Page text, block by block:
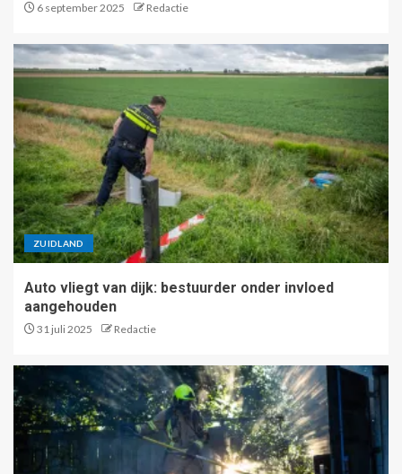
6 september 2025 Redactie
ZUIDLAND
Auto vliegt van dijk: bestuurder onder invloed
aangehouden
31 juli 2025 Redactie